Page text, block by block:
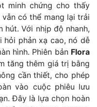
minh chứng cho thấy
có thể mang lại trải
hút. Với nhịp độ nhanh,
phản xạ cao, nó dễ
hình. Phiên bản Flora
tăng thêm giá trị bằng
cần thiết, cho phép
vào cuộc phiêu lưu
Đây là lựa chọn hoàn